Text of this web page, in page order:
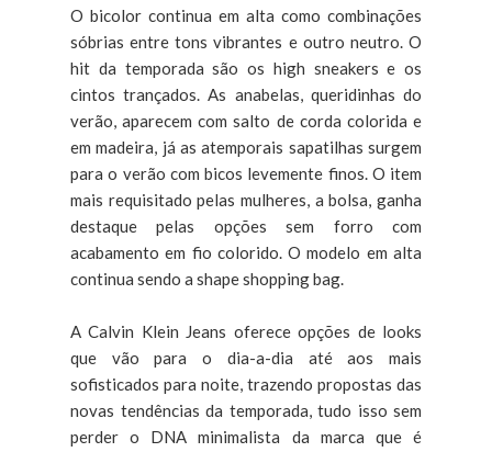
O bicolor continua em alta como combinações
sóbrias entre tons vibrantes e outro neutro. O
hit da temporada são os high sneakers e os
cintos trançados. As anabelas, queridinhas do
verão, aparecem com salto de corda colorida e
em madeira, já as atemporais sapatilhas surgem
para o verão com bicos levemente finos. O item
mais requisitado pelas mulheres, a bolsa, ganha
destaque pelas opções sem forro com
acabamento em fio colorido. O modelo em alta
continua sendo a shape shopping bag.
A Calvin Klein Jeans oferece opções de looks
que vão para o dia-a-dia até aos mais
sofisticados para noite, trazendo propostas das
novas tendências da temporada, tudo isso sem
perder o DNA minimalista da marca que é